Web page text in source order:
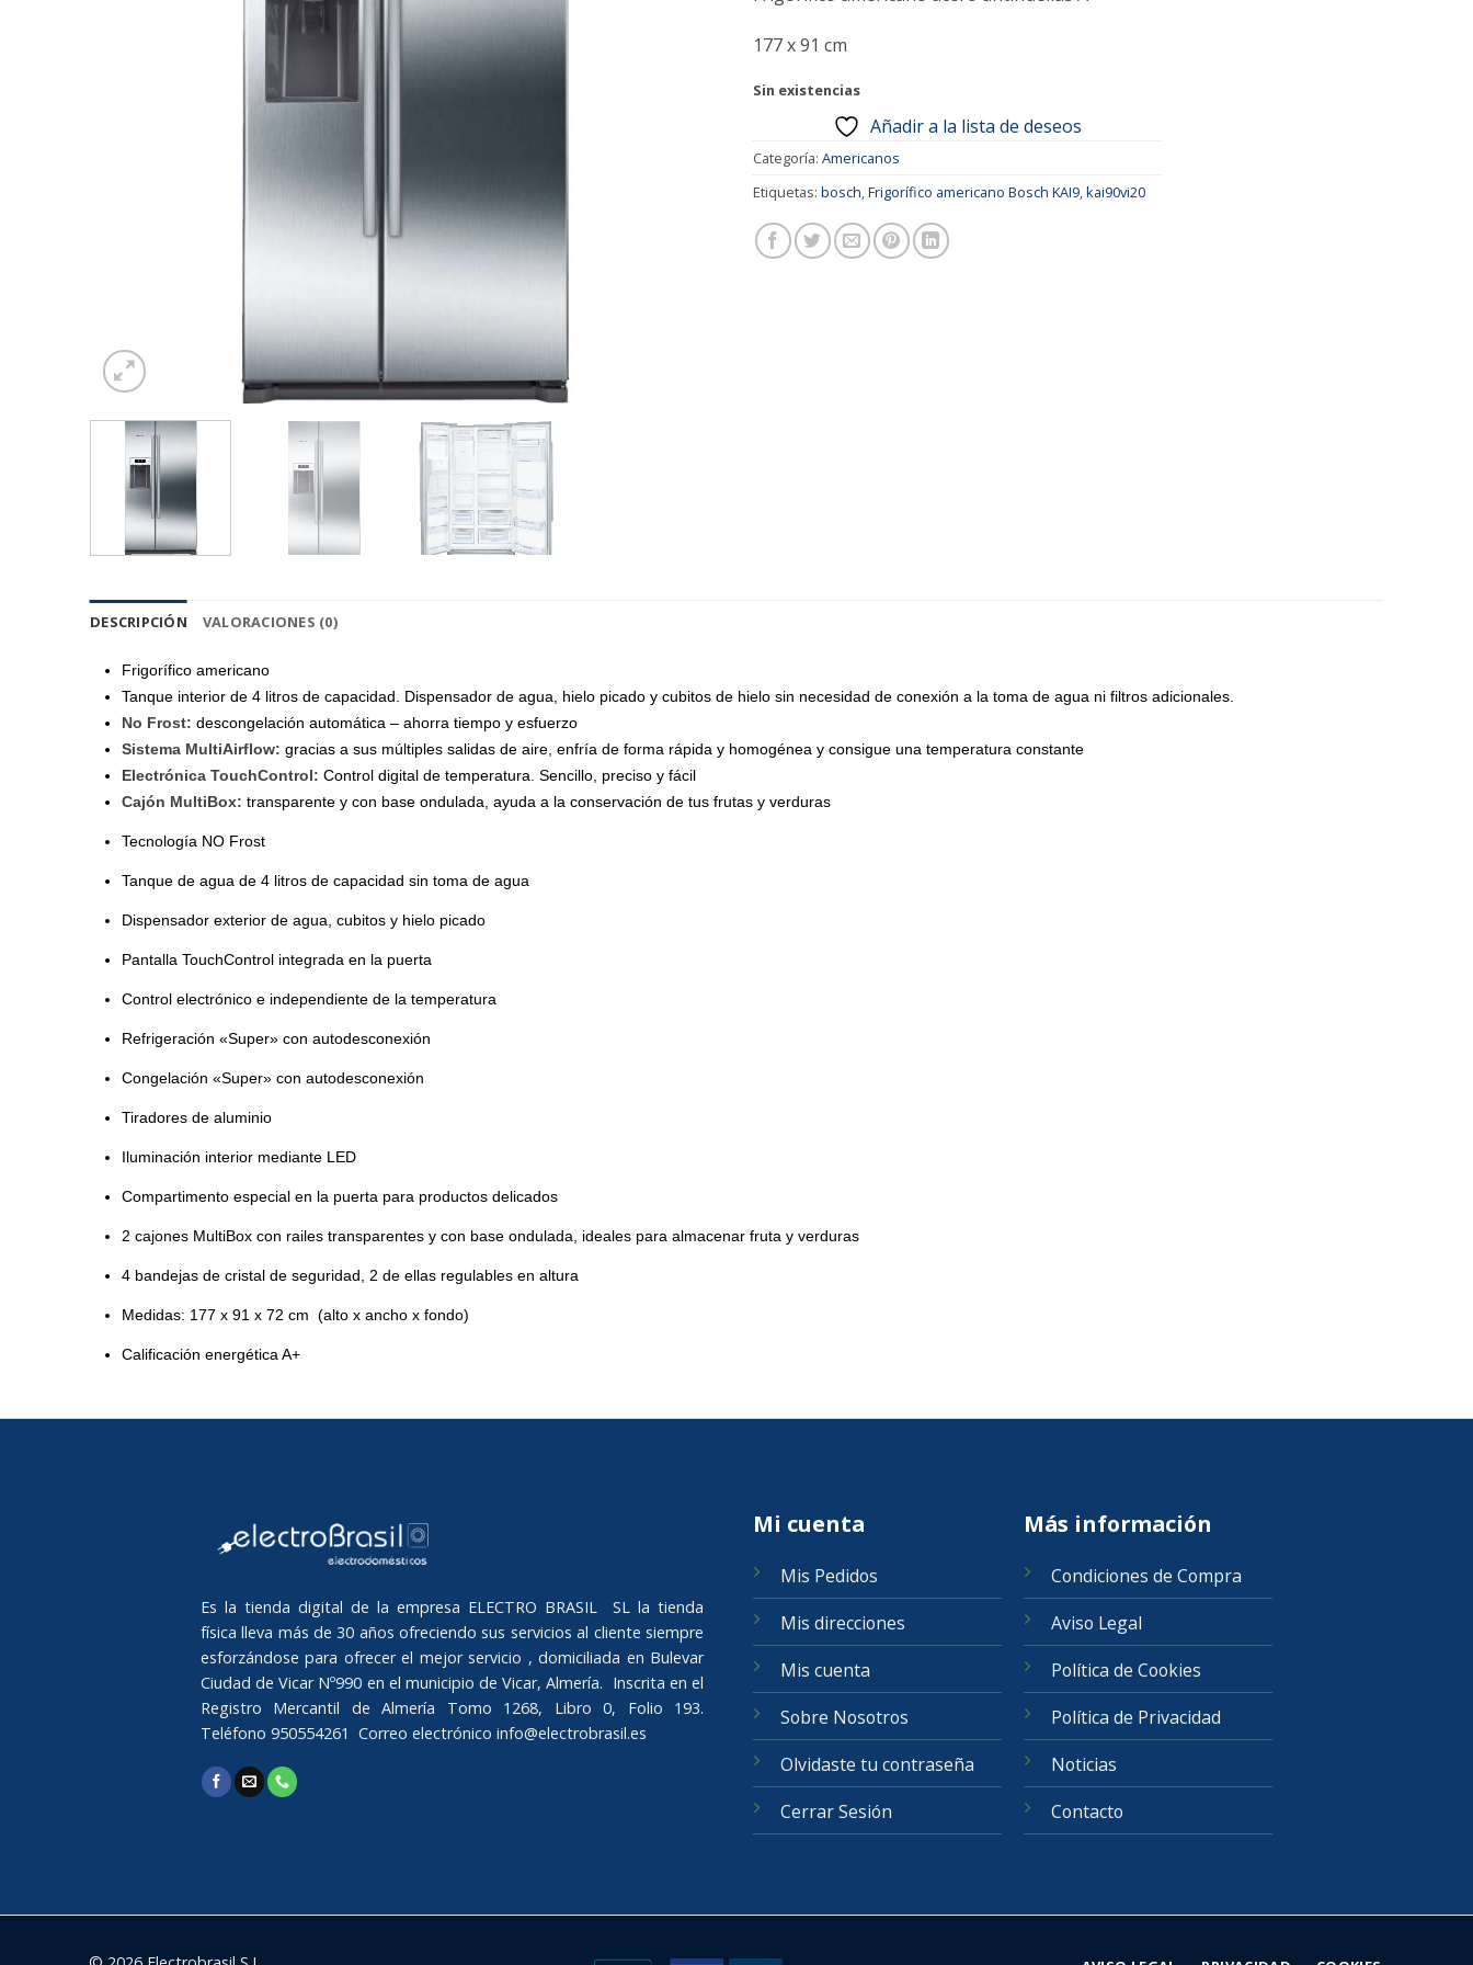
177 x 91 cm
Sin existencias
Añadir a la lista de deseos
Categoría: Americanos
Etiquetas: bosch,Frigorífico americano Bosch KAI9,kai90vi20
DESCRIPCIÓN VALORACIONES (0)
Frigorífico americano
Tanque interior de 4 litros de capacidad. Dispensador de agua, hielo picado y cubitos de hielo sin necesidad de conexión a la toma de agua ni filtros adicionales.
No Frost: descongelación automática – ahorra tiempo y esfuerzo
Sistema MultiAirflow: gracias a sus múltiples salidas de aire, enfría de forma rápida y homogénea y consigue una temperatura constante
Electrónica TouchControl: Control digital de temperatura. Sencillo, preciso y fácil
Cajón MultiBox: transparente y con base ondulada, ayuda a la conservación de tus frutas y verduras
Tecnología NO Frost
Tanque de agua de 4 litros de capacidad sin toma de agua
Dispensador exterior de agua, cubitos y hielo picado
Pantalla TouchControl integrada en la puerta
Control electrónico e independiente de la temperatura
Refrigeración «Super» con autodesconexión
Congelación «Super» con autodesconexión
Tiradores de aluminio
Iluminación interior mediante LED
Compartimento especial en la puerta para productos delicados
2 cajones MultiBox con railes transparentes y con base ondulada, ideales para almacenar fruta y verduras
4 bandejas de cristal de seguridad, 2 de ellas regulables en altura
Medidas: 177 x 91 x 72 cm (alto x ancho x fondo)
Calificación energética A+
Es la tienda digital de la empresa ELECTRO BRASIL SL la tienda
física lleva más de 30 años ofreciendo sus servicios al cliente siempre
esforzándose para ofrecer el mejor servicio , domiciliada en Bulevar
Ciudad de Vicar Nº990 en el municipio de Vicar, Almería. Inscrita en el
Registro Mercantil de Almería Tomo 1268, Libro 0, Folio 193.
Teléfono 950554261 Correo electrónico info@electrobrasil.es
Mi cuenta
Mis Pedidos
Mis direcciones
Mis cuenta
Sobre Nosotros
Olvidaste tu contraseña
Cerrar Sesión
Más información
Condiciones de Compra
Aviso Legal
Política de Cookies
Política de Privacidad
Noticias
Contacto